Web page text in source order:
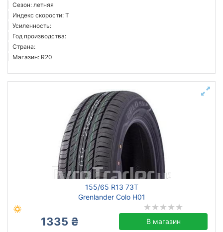
Сезон: летняя
Индекс скорости: T
Усиленность:
Год производства:
Страна:
Магазин: R20
155/65 R13 73T
Grenlander Colo H01
1335 ₴ В магазин